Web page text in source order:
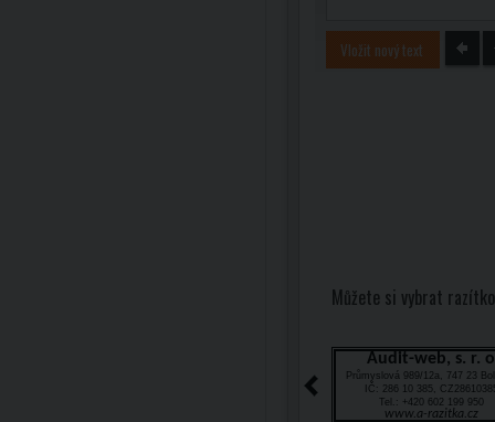
Vložit nový text
Můžete si vybrat
Audit-web, s. r.
Průmyslová 989/12a, 747 23
IČ: 286 10 385,
Tel.: +420 602 199 950
www.a-razitka.cz